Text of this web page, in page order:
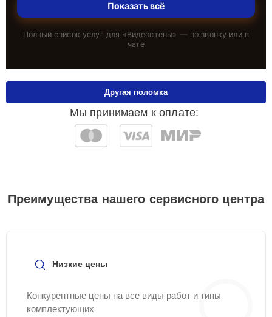
Показать всё
Полный список услуг для «Видеостены» — по звонку или в
чате
Мы принимаем к оплате:
Другая поломка
Преимущества нашего сервисного центра
Низкие цены
Конкурентные цены на все виды работ и типы
комплектующих